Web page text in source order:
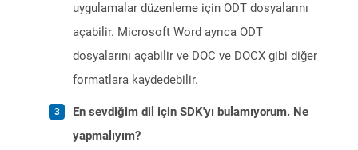
uygulamalar düzenleme için ODT dosyalarını
açabilir. Microsoft Word ayrıca ODT
dosyalarını açabilir ve DOC ve DOCX gibi diğer
formatlara kaydedebilir.
En sevdiğim dil için SDK'yı bulamıyorum. Ne
yapmalıyım?